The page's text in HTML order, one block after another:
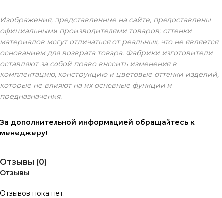
Изображения, представленные на сайте, предоставлены
официальными производителями товаров; оттенки
материалов могут отличаться от реальных, что не является
основанием для возврата товара. Фабрики изготовители
оставляют за собой право вносить изменения в
комплектацию, конструкцию и цветовые оттенки изделий,
которые не влияют на их основные функции и
предназначения.
За дополнительной информацией обращайтесь к
менеджеру!
Отзывы (0)
Отзывы
Отзывов пока нет.